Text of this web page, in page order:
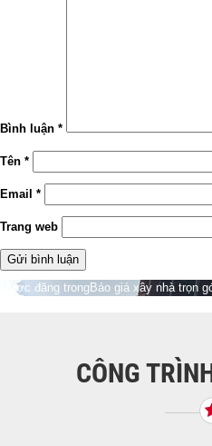
Bình luận *
Tên *
Email *
Trang web
Điều
Được đăng trongBáo giá xây nhà trọn
CÔNG